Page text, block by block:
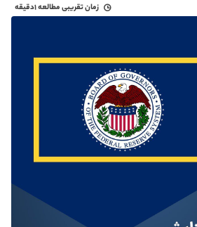
زمان تقریبی مطالعه۱دقیقه